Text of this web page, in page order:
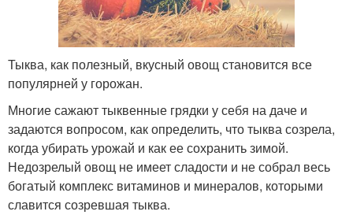
Тыква, как полезный, вкусный овощ становится все
популярней у горожан.
Многие сажают тыквенные грядки у себя на даче и
задаются вопросом, как определить, что тыква созрела,
когда убирать урожай и как ее сохранить зимой.
Недозрелый овощ не имеет сладости и не собрал весь
богатый комплекс витаминов и минералов, которыми
славится созревшая тыква.